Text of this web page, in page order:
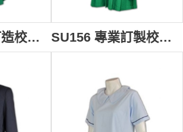
SU157 量身訂造校服 設計校服款式 印製logo校服制服 訂製校服制服公司 SU156 專業訂製校服 訂製小學校服制服 設計校服款式 訂購校服專門店公司